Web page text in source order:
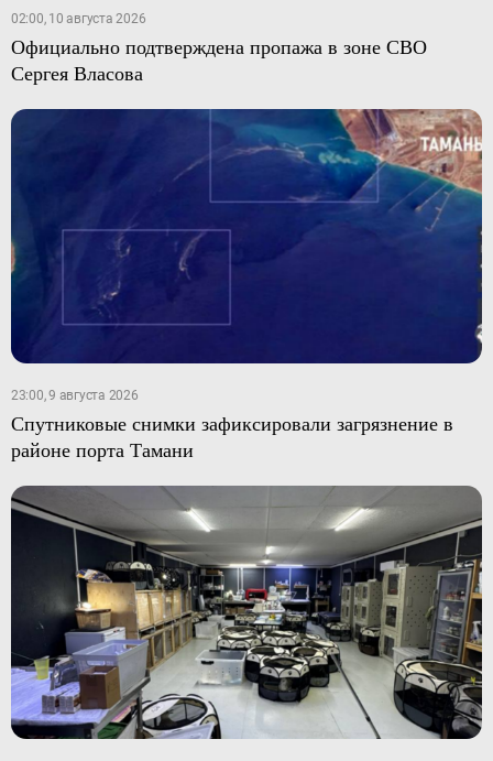
02:00, 10 августа 2026
Официально подтверждена пропажа в зоне СВО
Сергея Власова
23:00, 9 августа 2026
Спутниковые снимки зафиксировали загрязнение в
районе порта Тамани